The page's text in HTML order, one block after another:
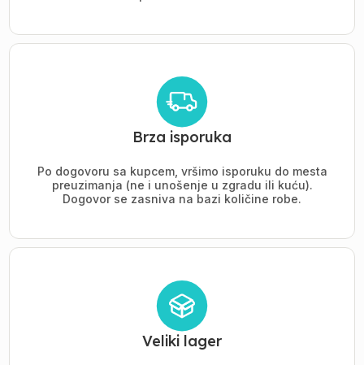
Brza isporuka
Po dogovoru sa kupcem, vršimo isporuku do mesta
preuzimanja (ne i unošenje u zgradu ili kuću).
Dogovor se zasniva na bazi količine robe.
Veliki lager